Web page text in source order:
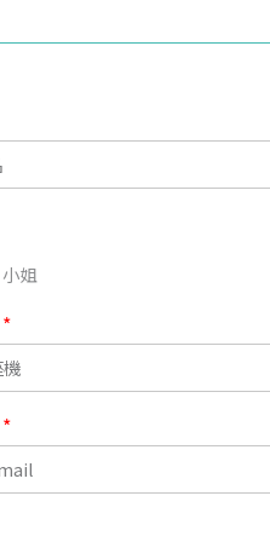
小姐